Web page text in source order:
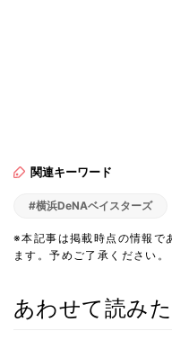
関連キーワード
#横浜DeNAベイスターズ
※本記事は掲載時点の情報で
ます。予めご了承ください。
あわせて読み